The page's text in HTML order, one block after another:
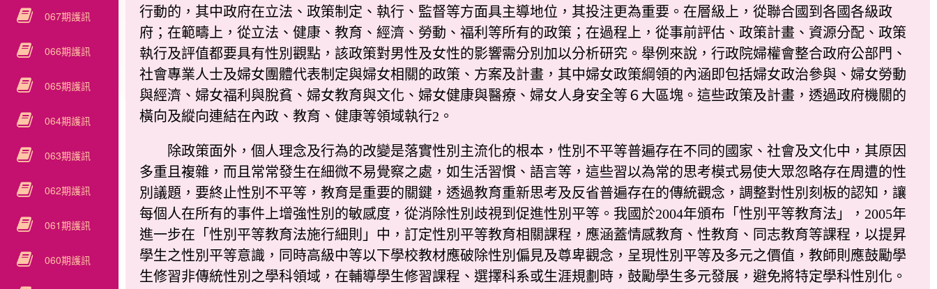
067期護訊
066期護訊
065期護訊
064期護訊
063期護訊
062期護訊
061期護訊
060期護訊
行動的，其中政府在立法、政策制定、執行、監督等方面具主導地位，其投注更為重要。在層級上，從聯合國到各國各級政
府；在範疇上，從立法、健康、教育、經濟、勞動、福利等所有的政策；在過程上，從事前評估、政策計畫、資源分配、政策
執行及評值都要具有性別觀點，該政策對男性及女性的影響需分別加以分析研究。舉例來說，行政院婦權會整合政府公部門、
社會專業人士及婦女團體代表制定與婦女相關的政策、方案及計畫，其中婦女政策綱領的內涵即包括婦女政治參與、婦女勞動
與經濟、婦女福利與脫貧、婦女教育與文化、婦女健康與醫療、婦女人身安全等６大區塊。這些政策及計畫，透過政府機關的
橫向及縱向連結在內政、教育、健康等領域執行2。
除政策面外，個人理念及行為的改變是落實性別主流化的根本，性別不平等普遍存在不同的國家、社會及文化中，其原因
多重且複雜，而且常常發生在細微不易覺察之處，如生活習慣、語言等，這些習以為常的思考模式易使大眾忽略存在周遭的性
別議題，要終止性別不平等，教育是重要的關鍵，透過教育重新思考及反省普遍存在的傳統觀念，調整對性別刻板的認知，讓
每個人在所有的事件上增強性別的敏感度，從消除性別歧視到促進性別平等。我國於2004年頒布「性別平等教育法」，2005年
進一步在「性別平等教育法施行細則」中，訂定性別平等教育相關課程，應涵蓋情感教育、性教育、同志教育等課程，以提昇
學生之性別平等意識，同時高級中等以下學校教材應破除性別偏見及尊卑觀念，呈現性別平等及多元之價值，教師則應鼓勵學
生修習非傳統性別之學科領域，在輔導學生修習課程、選擇科系或生涯規劃時，鼓勵學生多元發展，避免將特定學科性別化。